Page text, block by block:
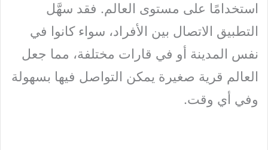
استخدامًا على مستوى العالم. فقد سهَّل
التطبيق الاتصال بين الأفراد، سواء كانوا في
نفس المدينة أو في قارات مختلفة، مما جعل
العالم قرية صغيرة يمكن التواصل فيها بسهولة
وفي أي وقت.